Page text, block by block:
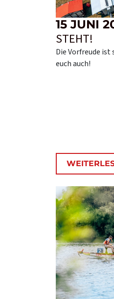
15 JUNI
STEHT!
Die Vorfreude ist
euch auch!